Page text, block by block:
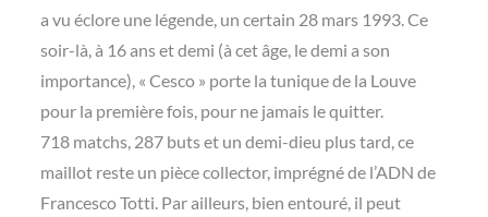
a vu éclore une légende, un certain 28 mars 1993. Ce
soir-là, à 16 ans et demi (à cet âge, le demi a son
importance), « Cesco » porte la tunique de la Louve
pour la première fois, pour ne jamais le quitter.
718 matchs, 287 buts et un demi-dieu plus tard, ce
maillot reste un pièce collector, imprégné de l’ADN de
Francesco Totti. Par ailleurs, bien entouré, il peut